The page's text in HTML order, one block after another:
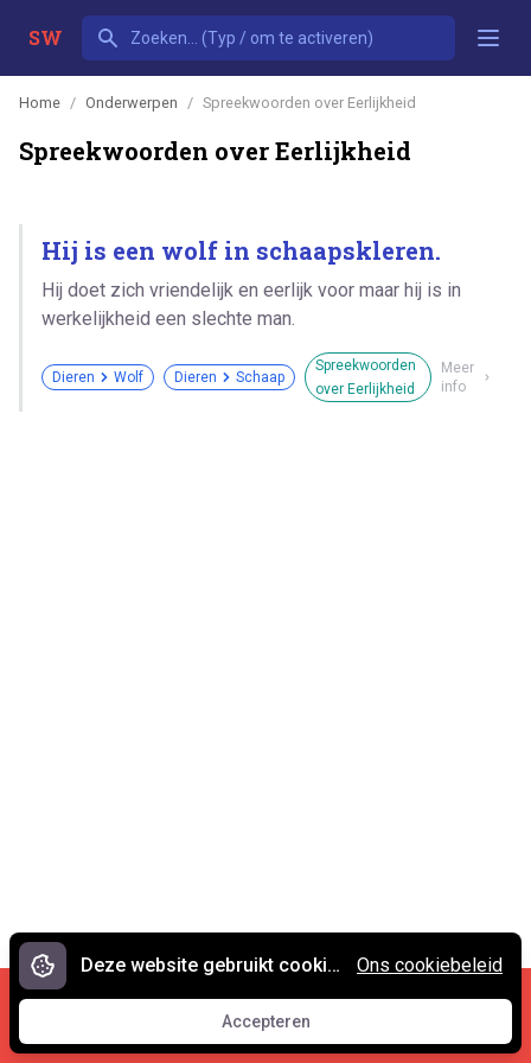
SW
Home Onderwerpen Spreekwoorden over Eerlijkheid
Spreekwoorden over Eerlijkheid
Hij is een wolf in schaapskleren.
Hij doet zich vriendelijk en eerlijk voor maar hij is in
werkelijkheid een slechte man.
Dieren Wolf Dieren Schaap
Spreekwoorden
over Eerlijkheid
Meer
info
Cookies en privacy •
Contact
© 2007 - 2026 Spreekwoorden.nl
Deze website gebruikt cookies.
Accepteren
Accepteren
Ons cookiebeleid